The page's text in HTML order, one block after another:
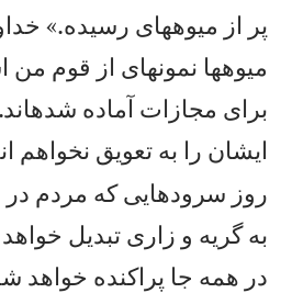
پر از ميوههای رسيده.»
ميوهها نمونهای از قوم
برای مجازات آماده
ايشان را به تعويق نخواهم
روز سرودهايی كه مردم در
به گريه و زاری تبديل
در همه جا پراكنده خواهد